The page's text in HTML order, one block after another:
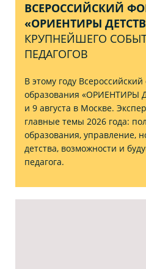
ВСЕРОССИЙСКИЙ
«ОРИЕНТИРЫ
КРУПНЕЙШЕГО
ПЕДАГОГОВ
В этому году
образования «ОРИЕНТИРЫ
и 9 августа в Москве.
главные темы 2026 года:
образования, управление,
детства, возможности и
педагога.